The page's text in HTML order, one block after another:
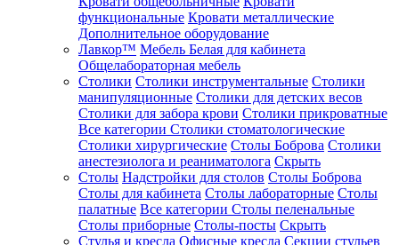
функциональные Кровати металлические
Дополнительное оборудование
Лавкор™ Мебель Белая для кабинета
Общелабораторная мебель
Столики Столики инструментальные Столики
манипуляционные Столики для детских весов
Столики для забора крови Столики прикроватные
Все категории Столики стоматологические
Столики хирургические Столы Боброва Столики
анестезиолога и реаниматолога Скрыть
Столы Надстройки для столов Столы Боброва
Столы для кабинета Столы лабораторные Столы
палатные Все категории Столы пеленальные
Столы приборные Столы-посты Скрыть
Стулья и кресла Офисные кресла Секции стульев